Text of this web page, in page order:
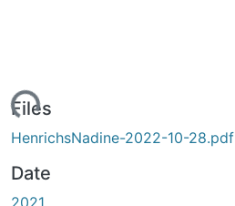
Files
HenrichsNadine-2022-10-28.pdf
Date
2021